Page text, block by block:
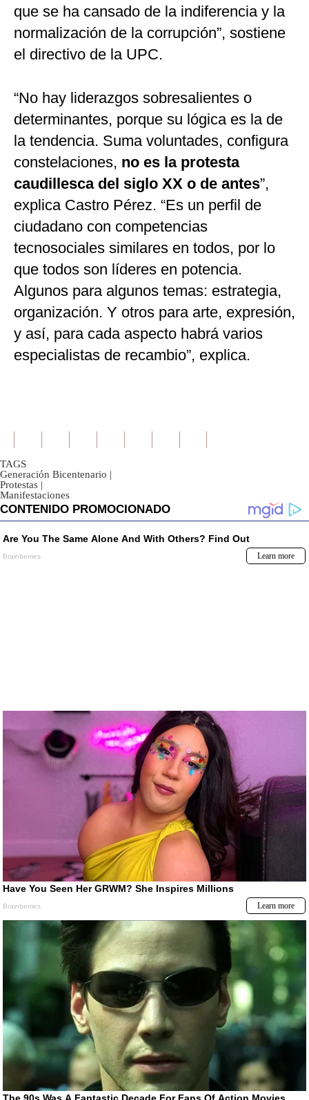
que se ha cansado de la indiferencia y la
normalización de la corrupción”, sostiene
el directivo de la UPC.
“No hay liderazgos sobresalientes o
determinantes, porque su lógica es la de
la tendencia. Suma voluntades, configura
constelaciones, no es la protesta
caudillesca del siglo XX o de antes”,
explica Castro Pérez. “Es un perfil de
ciudadano con competencias
tecnosociales similares en todos, por lo
que todos son líderes en potencia.
Algunos para algunos temas: estrategia,
organización. Y otros para arte, expresión,
y así, para cada aspecto habrá varios
especialistas de recambio”, explica.
TAGS
Generación Bicentenario |
Protestas |
Manifestaciones